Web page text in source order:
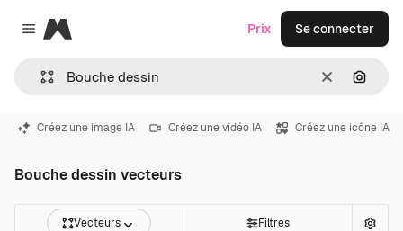
Close menu
Magnific
Effacer
Prix Se connecter
Créez une image IA Créez une vidéo IA Créez une icône IA
Bouche dessin vecteurs
Vecteurs Filtres